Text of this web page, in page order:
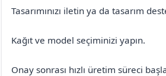
Tasarımınızı iletin ya da tasarım
Kağıt ve model seçiminizi yapın.
Onay sonrası hızlı üretim süreci